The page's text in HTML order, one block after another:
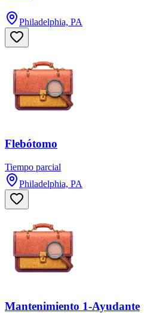
Philadelphia, PA
Flebótomo
Tiempo parcial
Philadelphia, PA
Mantenimiento 1-Ayudante